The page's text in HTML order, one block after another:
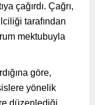
çağırdı. Çağrı,
tarafından
mektubuyla
göre,
yönelik
düzenlediği